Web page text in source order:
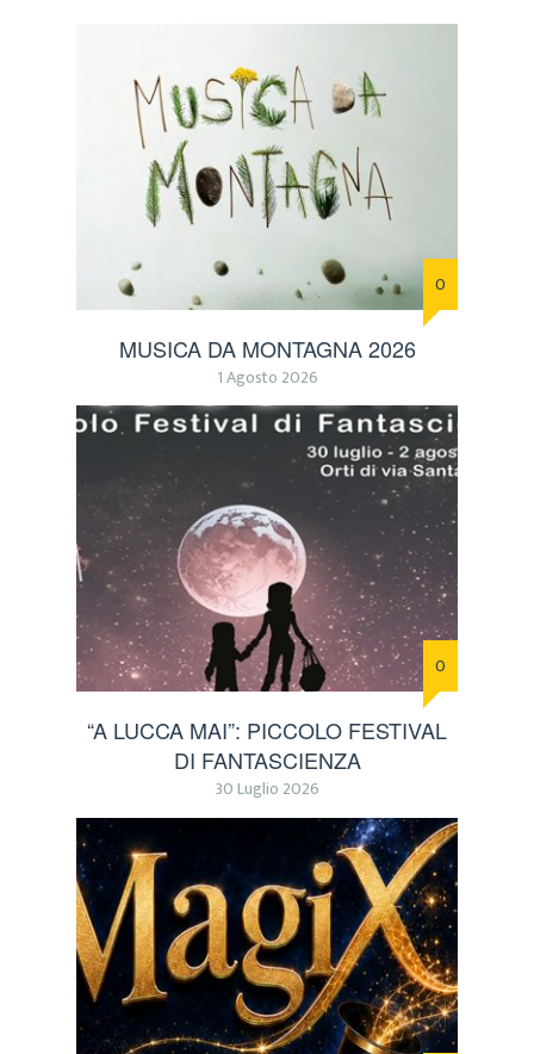
0
MUSICA DA MONTAGNA 2026
1 Agosto 2026
0
“A LUCCA MAI”: PICCOLO FESTIVAL
DI FANTASCIENZA
30 Luglio 2026